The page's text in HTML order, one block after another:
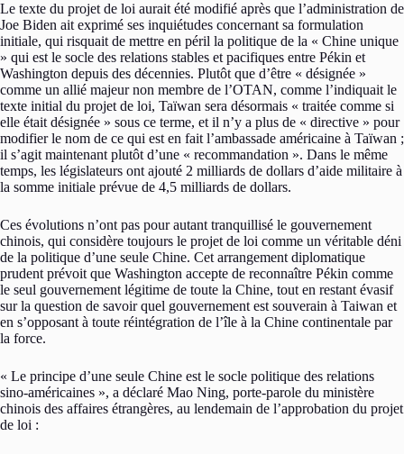
Le texte du projet de loi aurait été modifié après que l’administration de
Joe Biden ait exprimé ses inquiétudes concernant sa formulation
initiale, qui risquait de mettre en péril la politique de la « Chine unique
» qui est le socle des relations stables et pacifiques entre Pékin et
Washington depuis des décennies. Plutôt que d’être « désignée »
comme un allié majeur non membre de l’OTAN, comme l’indiquait le
texte initial du projet de loi, Taïwan sera désormais « traitée comme si
elle était désignée » sous ce terme, et il n’y a plus de « directive » pour
modifier le nom de ce qui est en fait l’ambassade américaine à Taïwan ;
il s’agit maintenant plutôt d’une « recommandation ». Dans le même
temps, les législateurs ont ajouté 2 milliards de dollars d’aide militaire à
la somme initiale prévue de 4,5 milliards de dollars.
Ces évolutions n’ont pas pour autant tranquillisé le gouvernement
chinois, qui considère toujours le projet de loi comme un véritable déni
de la politique d’une seule Chine. Cet arrangement diplomatique
prudent prévoit que Washington accepte de reconnaître Pékin comme
le seul gouvernement légitime de toute la Chine, tout en restant évasif
sur la question de savoir quel gouvernement est souverain à Taiwan et
en s’opposant à toute réintégration de l’île à la Chine continentale par
la force.
« Le principe d’une seule Chine est le socle politique des relations
sino-américaines », a déclaré Mao Ning, porte-parole du ministère
chinois des affaires étrangères, au lendemain de l’approbation du projet
de loi :